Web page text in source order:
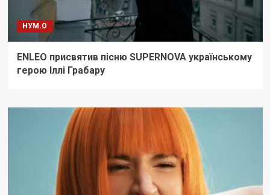
НУМ.О
ENLEO присвятив пісню SUPERNOVA українському
герою Іллі Грабару